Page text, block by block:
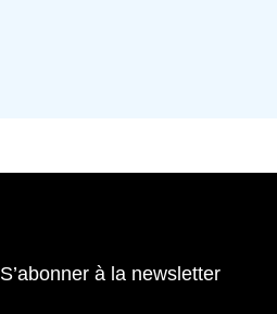
S’abonner à la newsletter